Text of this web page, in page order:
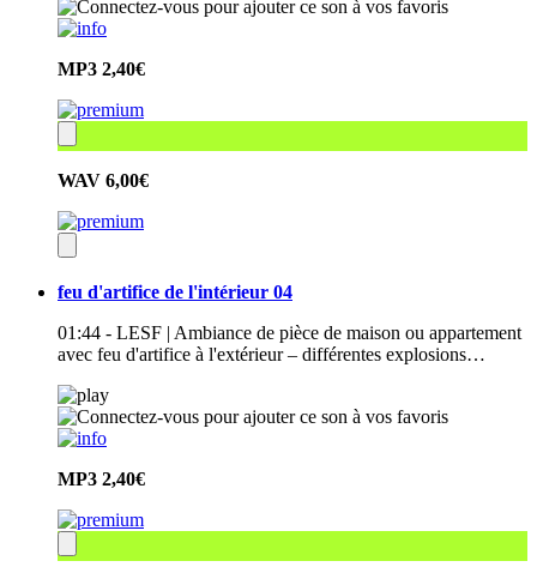
MP3 2,40€
WAV 6,00€
feu d'artifice de l'intérieur 04
01:44 - LESF | Ambiance de pièce de maison ou appartement
avec feu d'artifice à l'extérieur – différentes explosions…
MP3 2,40€